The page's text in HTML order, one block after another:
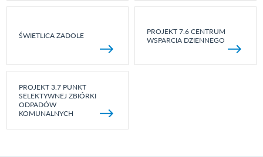
ŚWIETLICA ZADOLE
PROJEKT 7.6 CENTRUM
WSPARCIA DZIENNEGO
PROJEKT 3.7 PUNKT
SELEKTYWNEJ ZBIÓRKI
ODPADÓW
KOMUNALNYCH